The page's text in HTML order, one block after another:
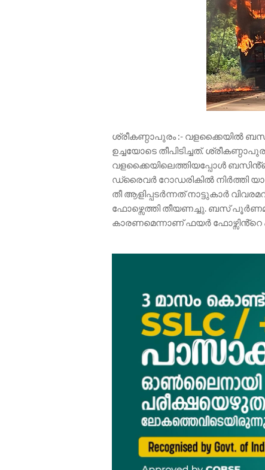
ശ്രീകണ്ഠാപുരം :- വളക്കൈയിൽ
ഉച്ചയോടെ തീപിടിച്ചത്.
വളക്കൈയിലെത്തിയപ്പോൾ
ഡ്രൈവർ റോഡരികിൽ നിർത്തി
തീ ആളിപ്പടർന്നത് നാട്ടുകാർ
ഫോഴ്സെത്തി തീയണച്ചു. ബസ്
കാരണമെന്നാണ് ഫയർ ഫോഴ്സിൻ്റെ